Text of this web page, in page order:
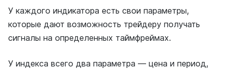
У каждого индикатора есть свои параметры,
которые дают возможность трейдеру получать
сигналы на определенных таймфреймах.
У индекса всего два параметра — цена и период,